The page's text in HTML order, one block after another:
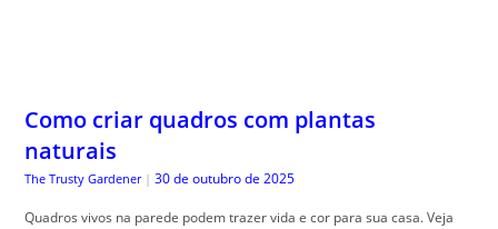
Como criar quadros com plantas
naturais
The Trusty Gardener | 30 de outubro de 2025
Quadros vivos na parede podem trazer vida e cor para sua casa. Veja